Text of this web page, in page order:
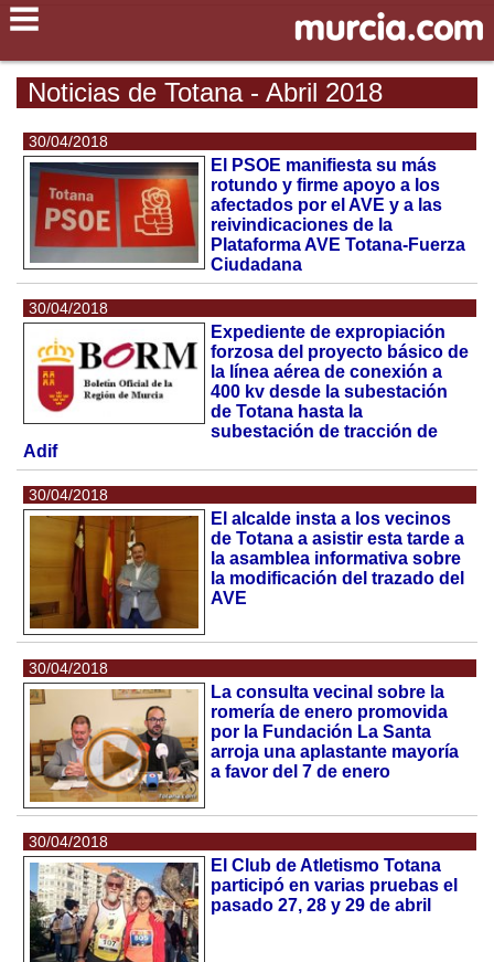
Noticias de Totana - Abril 2018
30/04/2018
El PSOE manifiesta su más
rotundo y firme apoyo a los
afectados por el AVE y a las
reivindicaciones de la
Plataforma AVE Totana-Fuerza
Ciudadana
30/04/2018
Expediente de expropiación
forzosa del proyecto básico de
la línea aérea de conexión a
400 kv desde la subestación
de Totana hasta la
subestación de tracción de
Adif
30/04/2018
El alcalde insta a los vecinos
de Totana a asistir esta tarde a
la asamblea informativa sobre
la modificación del trazado del
AVE
30/04/2018
La consulta vecinal sobre la
romería de enero promovida
por la Fundación La Santa
arroja una aplastante mayoría
a favor del 7 de enero
30/04/2018
El Club de Atletismo Totana
participó en varias pruebas el
pasado 27, 28 y 29 de abril